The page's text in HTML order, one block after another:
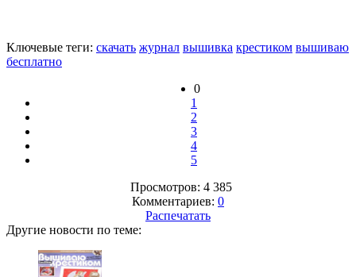
Ключевые теги: скачать журнал вышивка крестиком вышиваю
бесплатно
0
1
2
3
4
5
Просмотров: 4 385
Комментариев: 0
Распечатать
Другие новости по теме: